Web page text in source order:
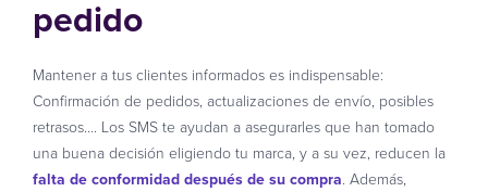
pedido
Mantener a tus clientes informados es indispensable:
Confirmación de pedidos, actualizaciones de envío, posibles
retrasos…. Los SMS te ayudan a asegurarles que han tomado
una buena decisión eligiendo tu marca, y a su vez, reducen la
falta de conformidad después de su compra. Además,